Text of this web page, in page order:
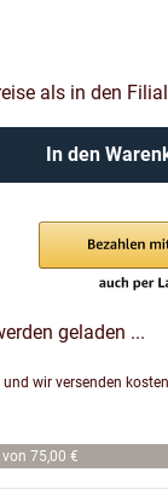
als in den
In den
geladen ...
und wir versenden
75,00 €